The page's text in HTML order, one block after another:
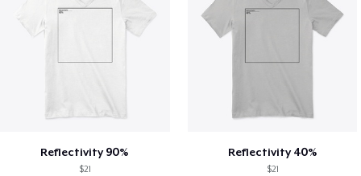
Reflectivity 90%
$21
Reflectivity 40%
$21